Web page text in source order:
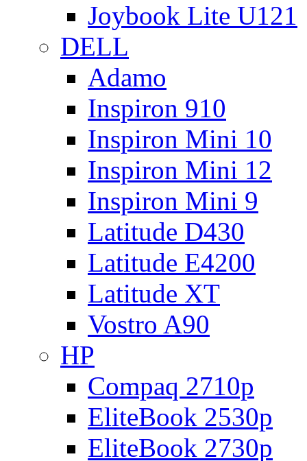
Joybook Lite U121
DELL
Adamo
Inspiron 910
Inspiron Mini 10
Inspiron Mini 12
Inspiron Mini 9
Latitude D430
Latitude E4200
Latitude XT
Vostro A90
HP
Compaq 2710p
EliteBook 2530p
EliteBook 2730p